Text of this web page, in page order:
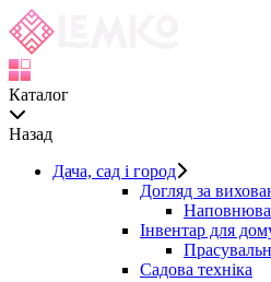
Каталог
Назад
Дача, сад і город
Догляд за
Інвентар для
Садова техніка